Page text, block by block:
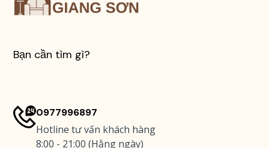
Bạn cần tìm gì?
0977996897
Hotline tư vấn khách hàng
8:00 - 21:00 (Hằng ngày)